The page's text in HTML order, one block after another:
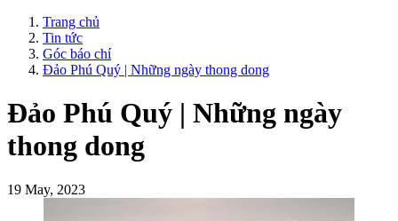
Trang chủ
Tin tức
Góc báo chí
Đảo Phú Quý | Những ngày thong dong
Đảo Phú Quý | Những ngày
thong dong
19 May, 2023